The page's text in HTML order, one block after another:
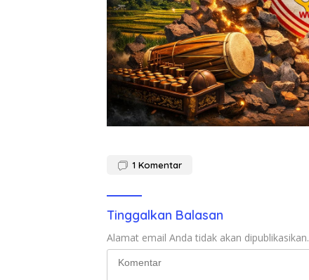
1 Komentar
Tinggalkan Balasan
Alamat email Anda tidak akan dipublikasikan.